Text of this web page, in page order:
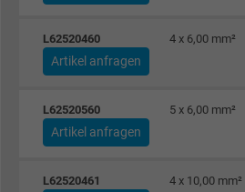
Zweck
Cookie von
Name presence,
Anbieter Facebook Ireland
L62520460 4 x 6,00 mm²
Artikel anfragen
L62520560 5 x 6,00 mm²
Artikel anfragen
L62520461 4 x 10,00 mm²